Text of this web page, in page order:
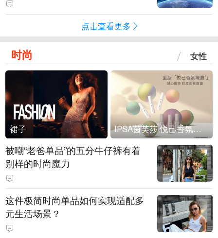
点击查看更多
时尚 女性
裙子 IPSA茵芙莎 悦己香氛凝露上市
被嘲“老爸单品”的五分牛仔裤有着
别样的时尚魔力
这件极简时尚单品如何实现适配多
元生活场景？